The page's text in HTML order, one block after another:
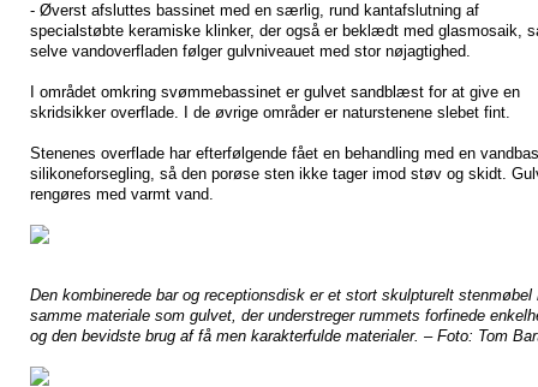
- Øverst afsluttes bassinet med en særlig, rund kantafslutning af
specialstøbte keramiske klinker, der også er beklædt med glasmosaik,
selve vandoverfladen følger gulvniveauet med stor nøjagtighed.
I området omkring svømmebassinet er gulvet sandblæst for at give en
skridsikker overflade. I de øvrige områder er naturstenene slebet fint.
Stenenes overflade har efterfølgende fået en behandling med en
silikoneforsegling, så den porøse sten ikke tager imod støv og skidt.
rengøres med varmt vand.
Den kombinerede bar og receptionsdisk er et stort skulpturelt stenmøbel
samme materiale som gulvet, der understreger rummets forfinede
og den bevidste brug af få men karakterfulde materialer. – Foto: Tom